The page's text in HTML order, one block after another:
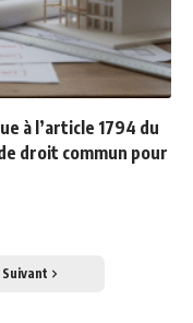
à l’article 1794 du
droit commun pour
Suivant